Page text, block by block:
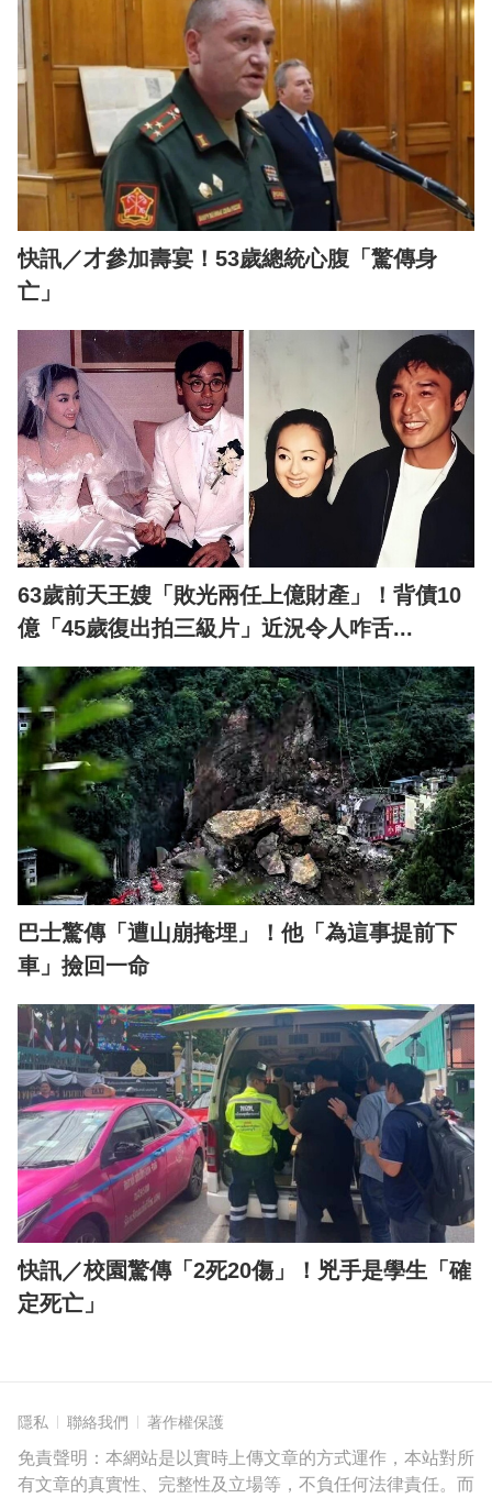
快訊／才參加壽宴！53歲總統心腹「驚傳身
亡」
63歲前天王嫂「敗光兩任上億財產」！背債10
億「45歲復出拍三級片」近況令人咋舌...
巴士驚傳「遭山崩掩埋」！他「為這事提前下
車」撿回一命
快訊／校園驚傳「2死20傷」！兇手是學生「確
定死亡」
隱私 聯絡我們 著作權保護
免責聲明：本網站是以實時上傳文章的方式運作，本站對所
有文章的真實性、完整性及立場等，不負任何法律責任。而